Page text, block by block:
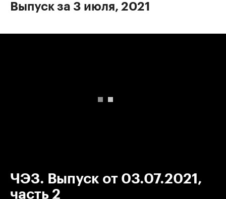
Выпуск за 3 июля, 2021
ЧЭЗ. Выпуск от 03.07.2021,
часть 2